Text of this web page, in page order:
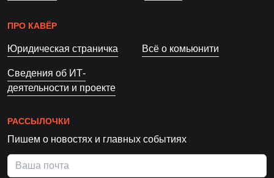
ПРО КАВЁР
Юридическая страничка Всё о комьюнити
Сведения об ИТ-
деятельности и проекте
РАССЫЛОЧКИ
Пишем о новостях и главных событиях